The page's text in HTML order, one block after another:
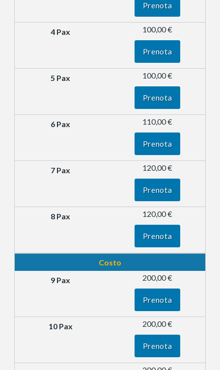
Prenota
100,00 €
Prenota
100,00 €
Prenota
110,00 €
Prenota
120,00 €
Prenota
120,00 €
Prenota
Costo
200,00 €
Prenota
200,00 €
Prenota